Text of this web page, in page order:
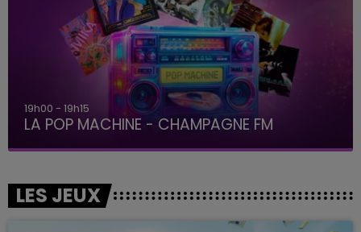
19h00 - 19h15
LA POP MACHINE - CHAMPAGNE FM
LES JEUX